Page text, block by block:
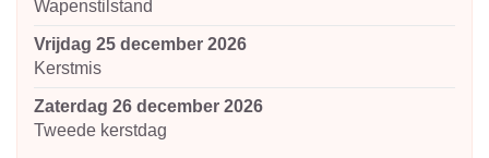
Wapenstilstand
vrijdag 25 december 2026
Kerstmis
zaterdag 26 december 2026
Tweede kerstdag